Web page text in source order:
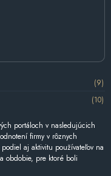
(9)
(10)
portáloch v nasledujúcich
firmy v rôznych
aj aktivitu používateľov na
obdobie, pre ktoré boli